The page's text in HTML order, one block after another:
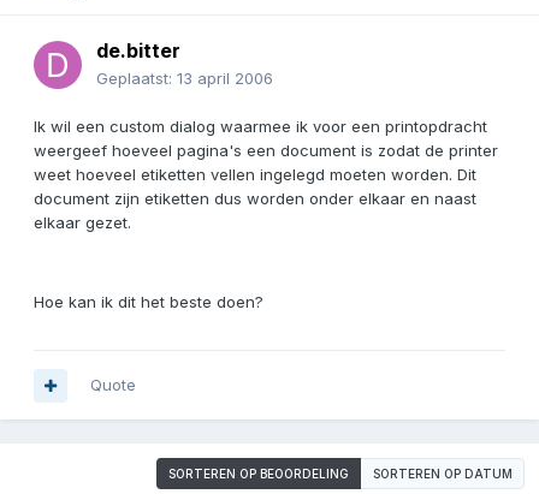
de.bitter
Geplaatst: 13 april 2006
Ik wil een custom dialog waarmee ik voor een printopdracht
weergeef hoeveel pagina's een document is zodat de printer
weet hoeveel etiketten vellen ingelegd moeten worden. Dit
document zijn etiketten dus worden onder elkaar en naast
elkaar gezet.
Hoe kan ik dit het beste doen?
Quote
SORTEREN OP BEOORDELING SORTEREN OP DATUM